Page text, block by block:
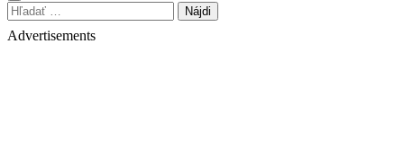
Hľadať:
Advertisements